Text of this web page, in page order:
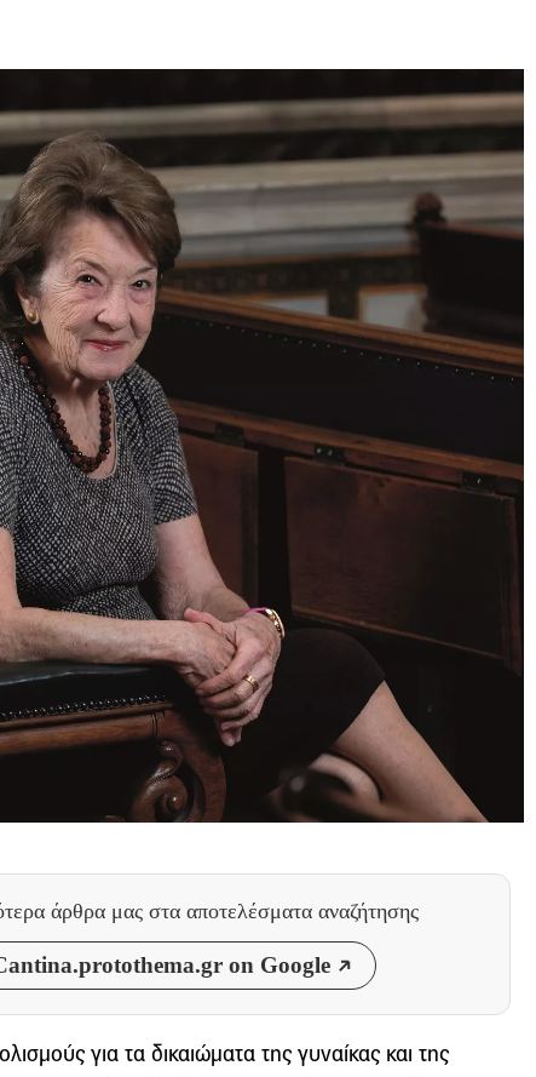
άρθρα μας στα αποτελέσματα αναζήτησης
on Google
για τα δικαιώματα της γυναίκας και της